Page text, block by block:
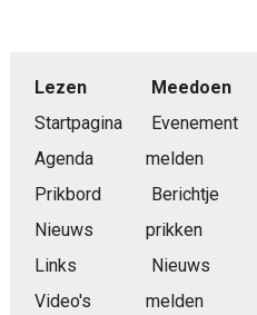
Lezen
Startpagina
Agenda
Prikbord
Nieuws
Links
Video's
Meedoen
Evenement
melden
Berichtje
prikken
Nieuws
melden